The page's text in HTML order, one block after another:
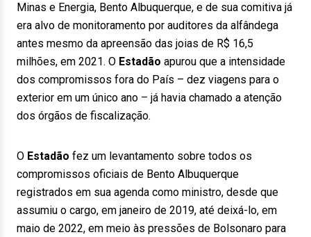
Minas e Energia, Bento Albuquerque, e de sua comitiva já
era alvo de monitoramento por auditores da alfândega
antes mesmo da apreensão das joias de R$ 16,5
milhões, em 2021. O Estadão apurou que a intensidade
dos compromissos fora do País – dez viagens para o
exterior em um único ano – já havia chamado a atenção
dos órgãos de fiscalização.
O Estadão fez um levantamento sobre todos os
compromissos oficiais de Bento Albuquerque
registrados em sua agenda como ministro, desde que
assumiu o cargo, em janeiro de 2019, até deixá-lo, em
maio de 2022, em meio às pressões de Bolsonaro para